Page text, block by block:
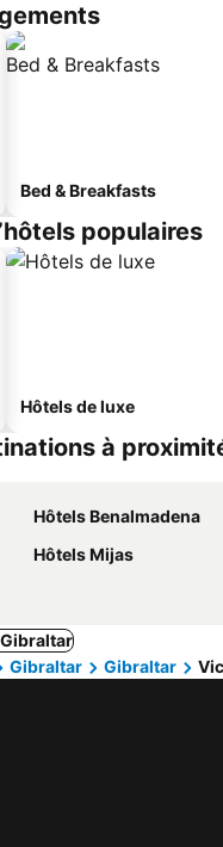
Bed & Breakfasts
populaires
Hôtels de luxe
à
Hôtels Benalmadena
Hôtels Mijas
Gibraltar Gibraltar